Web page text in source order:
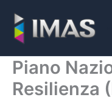
contenuto
Piano
Resilienza